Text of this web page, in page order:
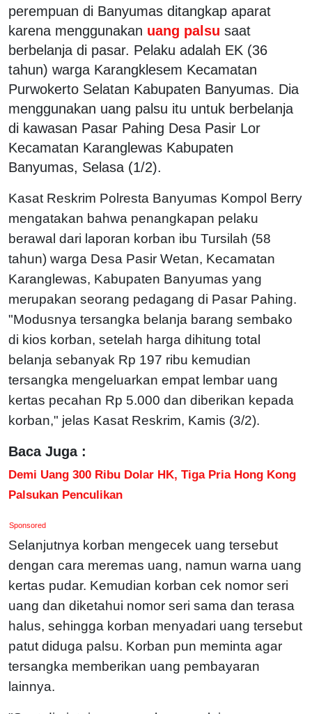
perempuan di Banyumas ditangkap aparat
karena menggunakan uang palsu saat
berbelanja di pasar. Pelaku adalah EK (36
tahun) warga Karangklesem Kecamatan
Purwokerto Selatan Kabupaten Banyumas. Dia
menggunakan uang palsu itu untuk berbelanja
di kawasan Pasar Pahing Desa Pasir Lor
Kecamatan Karanglewas Kabupaten
Banyumas, Selasa (1/2).
Kasat Reskrim Polresta Banyumas Kompol Berry
mengatakan bahwa penangkapan pelaku
berawal dari laporan korban ibu Tursilah (58
tahun) warga Desa Pasir Wetan, Kecamatan
Karanglewas, Kabupaten Banyumas yang
merupakan seorang pedagang di Pasar Pahing.
"Modusnya tersangka belanja barang sembako
di kios korban, setelah harga dihitung total
belanja sebanyak Rp 197 ribu kemudian
tersangka mengeluarkan empat lembar uang
kertas pecahan Rp 5.000 dan diberikan kepada
korban," jelas Kasat Reskrim, Kamis (3/2).
Baca Juga :
Demi Uang 300 Ribu Dolar HK, Tiga Pria Hong Kong
Palsukan Penculikan
Sponsored
Selanjutnya korban mengecek uang tersebut
dengan cara meremas uang, namun warna uang
kertas pudar. Kemudian korban cek nomor seri
uang dan diketahui nomor seri sama dan terasa
halus, sehingga korban menyadari uang tersebut
patut diduga palsu. Korban pun meminta agar
tersangka memberikan uang pembayaran
lainnya.